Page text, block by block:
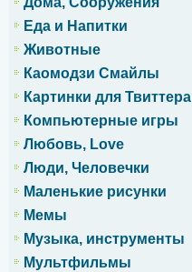
Еда и Напитки
Животные
Каомодзи Смайлы
Картинки для Твиттера
Компьютерные игры
Любовь, Love
Люди, Человечки
Маленькие рисунки
Мемы
Музыка, инструменты
Мультфильмы